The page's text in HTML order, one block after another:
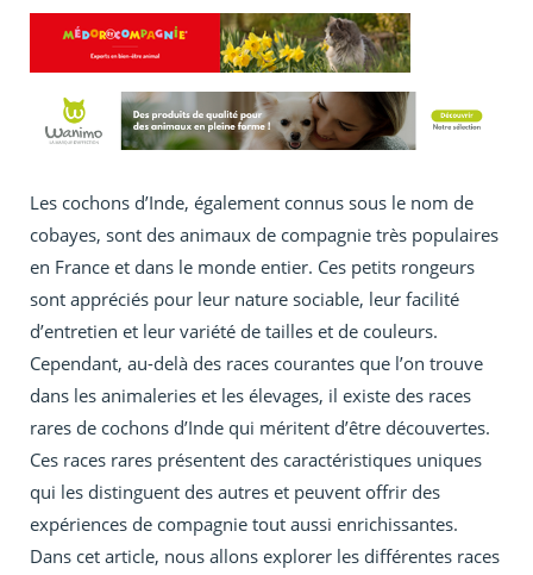
Les cochons d’Inde, également connus sous le nom de
cobayes, sont des animaux de compagnie très populaires
en France et dans le monde entier. Ces petits rongeurs
sont appréciés pour leur nature sociable, leur facilité
d’entretien et leur variété de tailles et de couleurs.
Cependant, au-delà des races courantes que l’on trouve
dans les animaleries et les élevages, il existe des races
rares de cochons d’Inde qui méritent d’être découvertes.
Ces races rares présentent des caractéristiques uniques
qui les distinguent des autres et peuvent offrir des
expériences de compagnie tout aussi enrichissantes.
Dans cet article, nous allons explorer les différentes races